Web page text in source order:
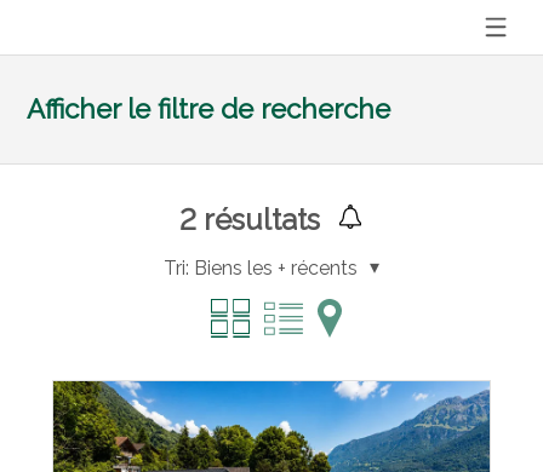
Afficher le filtre de recherche
2 résultats
Tri: Biens les + récents